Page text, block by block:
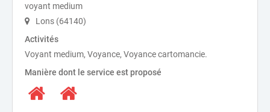
voyant medium
Lons (64140)
Activités
Voyant medium, Voyance, Voyance cartomancie.
Manière dont le service est proposé